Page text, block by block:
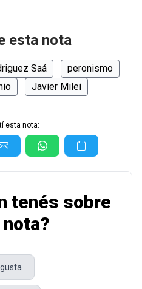
esta nota
Saá
peronismo
Javier Milei
esta nota:
tenés sobre